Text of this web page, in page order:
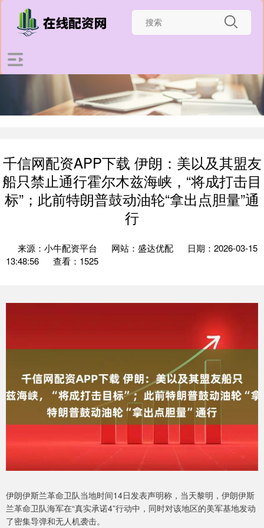
千信网配资APP下载 伊朗：美以及其盟友
船只禁止通行霍尔木兹海峡，“将成打击目
标”；此前特朗普鼓动油轮“拿出点胆量”通
行
来源：小牛配资平台 网站：盛达优配
日期：2026-03-15
13:48:56
查看：1525
伊朗伊斯兰革命卫队当地时间14日发表声明称，当天黎明，伊朗伊斯
兰革命卫队海军在“真实承诺4”行动中，同时对该地区的美军基地发动
了密集导弹和无人机袭击。